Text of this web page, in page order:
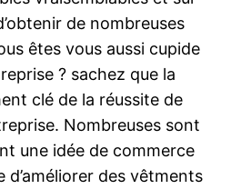
de nombreuses
êtes vous aussi cupide
? sachez que la
clé de la réussite de
Nombreuses sont
une idée de commerce
d’améliorer des vêtments